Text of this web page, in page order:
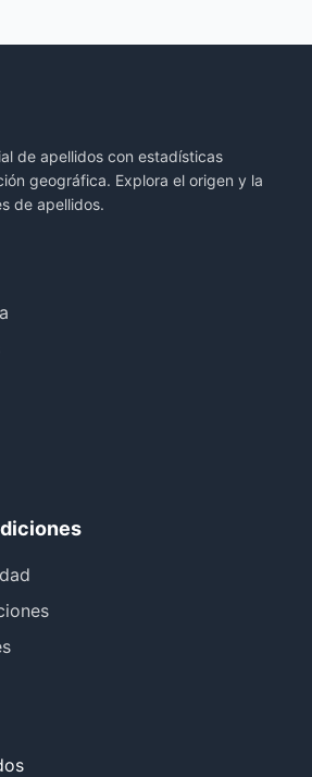
de apellidos con estadísticas
geográfica. Explora el origen y la
de apellidos.